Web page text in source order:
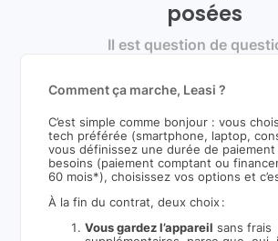
posées
Il est question de
Comment ça marche, Leasi ?
C’est simple comme bonjour : vous
tech préférée (smartphone, laptop,
vous définissez une durée de paiement
besoins (paiement comptant ou
60 mois*), choisissez vos options et
À la fin du contrat, deux choix :
Vous gardez l’appareil sans frais